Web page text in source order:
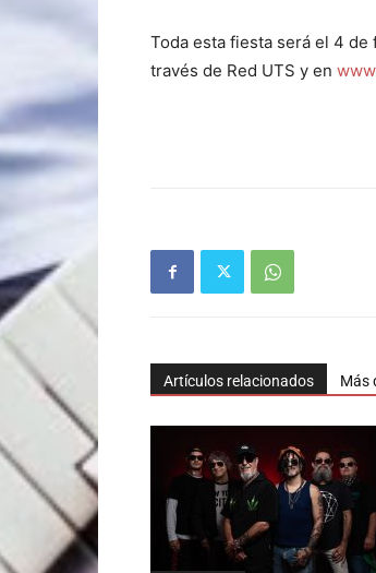
Toda esta fiesta será el 4
través de Red UTS y en
Artículos relacionados Más